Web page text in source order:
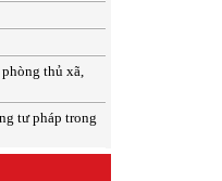
thủ xã,
tư pháp trong